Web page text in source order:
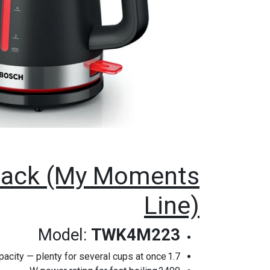
(My Moments
Line)
Model: TWK4M223
1.7 L capacity — plenty for several cups at once